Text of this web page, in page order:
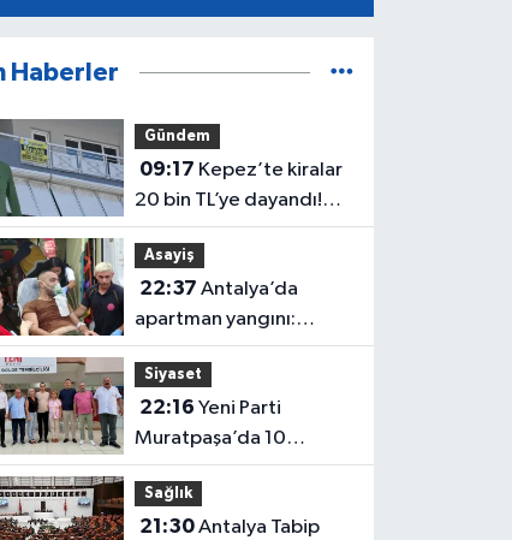
Haberler
Gündem
09:17
20 bin TL’ye dayandı!
CHP’li Özel’den tepki
Asayiş
22:37
apartman yangını:
Mahsur kalan aile
kurtarıldı
Siyaset
22:16
Muratpaşa’da 10
belediye meclis üyesiyle
güçlendi
Sağlık
21:30Antalya Tabip